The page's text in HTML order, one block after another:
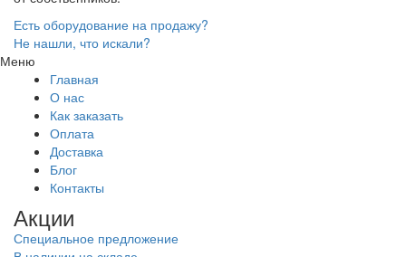
Есть оборудование на продажу?
Не нашли, что искали?
Меню
Главная
О нас
Как заказать
Оплата
Доставка
Блог
Контакты
Акции
Специальное предложение